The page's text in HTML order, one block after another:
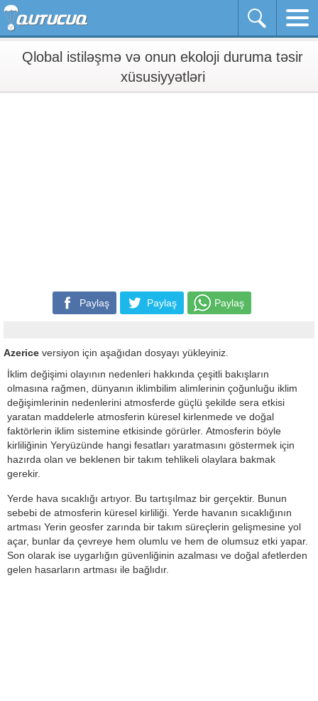
Qlobal istiləşmə və onun ekoloji duruma təsir
xüsusiyyətləri
Paylaş Paylaş Paylaş
Azerice versiyon için aşağıdan dosyayı yükleyiniz.
İklim değişimi olayının nedenleri hakkında çeşitli bakışların
olmasına rağmen, dünyanın iklimbilim alimlerinin çoğunluğu iklim
değişimlerinin nedenlerini atmosferde güçlü şekilde sera etkisi
yaratan maddelerle atmosferin küresel kirlenmede ve doğal
faktörlerin iklim sistemine etkisinde görürler. Atmosferin böyle
kirliliğinin Yeryüzünde hangi fesatları yaratmasını göstermek için
hazırda olan ve beklenen bir takım tehlikeli olaylara bakmak
gerekir.
Yerde hava sıcaklığı artıyor. Bu tartışılmaz bir gerçektir. Bunun
sebebi de atmosferin küresel kirliliği. Yerde havanın sıcaklığının
artması Yerin geosfer zarında bir takım süreçlerin gelişmesine yol
açar, bunlar da çevreye hem olumlu ve hem de olumsuz etki yapar.
Son olarak ise uygarlığın güvenliğinin azalması ve doğal afetlerden
gelen hasarların artması ile bağlıdır.